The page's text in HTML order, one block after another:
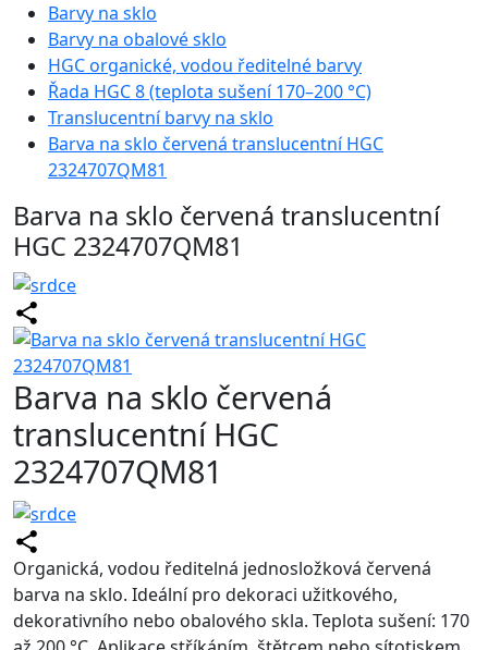
Barvy na sklo
Barvy na obalové sklo
HGC organické, vodou ředitelné barvy
Řada HGC 8 (teplota sušení 170–200 °C)
Translucentní barvy na sklo
Barva na sklo červená translucentní HGC
2324707QM81
Barva na sklo červená translucentní
HGC 2324707QM81
Barva na sklo červená
translucentní HGC
2324707QM81
Organická, vodou ředitelná jednosložková červená
barva na sklo. Ideální pro dekoraci užitkového,
dekorativního nebo obalového skla. Teplota sušení: 170